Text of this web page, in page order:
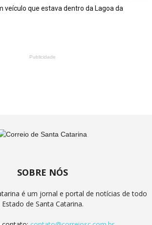
veículo que estava dentro da Lagoa da
Publicidade
SOBRE NÓS
é um jornal e portal de notícias de todo
Estado de Santa Catarina.